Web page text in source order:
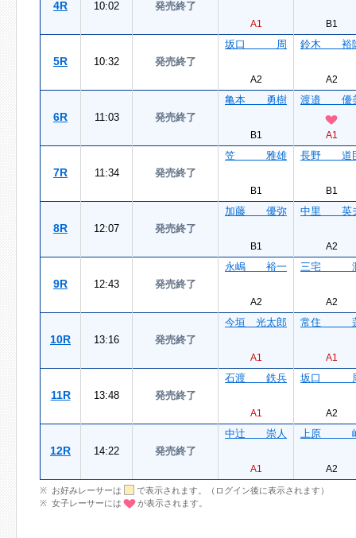
4R 10:02 発売終了
A1 B1
5R 10:32 発売終了
坂口 周
A2
鈴木 裕
A2
6R 11:03 発売終了
亀本 勇樹
B1
渡邉 優
A1
7R 11:34 発売終了
笠 雅雄
B1
長野 道
B1
8R 12:07 発売終了
加藤 優弥
B1
中里 英
A2
9R 12:43 発売終了
永嶋 裕一
A2
三宅
A2
10R 13:16 発売終了
今垣 光太郎
A1
常住
A1
11R 13:48 発売終了
石渡 鉄兵
A1
坂口
A2
12R 14:22 発売終了
中辻 崇人
A1
上原
A2
お好みレーサーは
で表示されます。（ログイン後に表示されます）
女子レーサーには
が表示されます。